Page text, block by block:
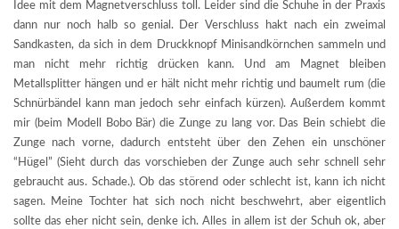
Idee mit dem Magnetverschluss toll. Leider sind die Schuhe in der Praxis
dann nur noch halb so genial. Der Verschluss hakt nach ein zweimal
Sandkasten, da sich in dem Druckknopf Minisandkörnchen sammeln und
man nicht mehr richtig drücken kann. Und am Magnet bleiben
Metallsplitter hängen und er hält nicht mehr richtig und baumelt rum (die
Schnürbändel kann man jedoch sehr einfach kürzen). Außerdem kommt
mir (beim Modell Bobo Bär) die Zunge zu lang vor. Das Bein schiebt die
Zunge nach vorne, dadurch entsteht über den Zehen ein unschöner
“Hügel” (Sieht durch das vorschieben der Zunge auch sehr schnell sehr
gebraucht aus. Schade.). Ob das störend oder schlecht ist, kann ich nicht
sagen. Meine Tochter hat sich noch nicht beschwehrt, aber eigentlich
sollte das eher nicht sein, denke ich. Alles in allem ist der Schuh ok, aber